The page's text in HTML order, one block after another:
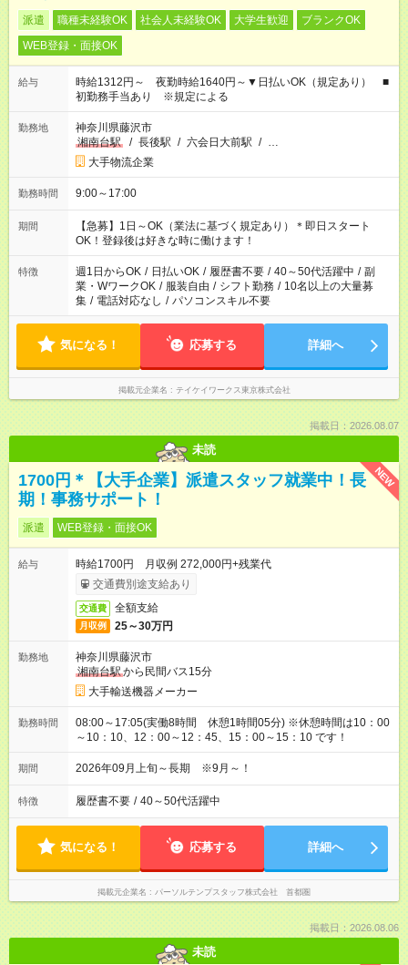
派遣 職種未経験OK 社会人未経験OK 大学生歓迎
ブランクOK
WEB登録・面接OK
給与
時給1312円～ 夜勤時給1640円～▼日払いOK（規定あり） ■
初勤務手当あり ※規定による
勤務地
神奈川県藤沢市
湘南台駅
/ 長後駅 / 六会日大前駅 / …
大手物流企業
勤務時間 9:00～17:00
期間
【急募】1日～OK（業法に基づく規定あり）＊即日スタート
OK！登録後は好きな時に働けます！
特徴 週1日からOK / 日払いOK / 履歴書不要 / 40～50代活躍中 / 副
業・WワークOK / 服装自由 / シフト勤務 / 10名以上の大量募
集 / 電話対応なし / パソコンスキル不要
気になる！ 応募する 詳細へ
掲載元企業名 テイケイワークス東京株式会社
掲載日：2026.08.07
未読
NEW
1700円＊【大手企業】派遣スタッフ就業中！長
期！事務サポート！
派遣 WEB登録・面接OK
給与
時給1700円 月収例 272,000円+残業代
交通費別途支給あり
交通費 全額支給
月収例 25～30万円
勤務地
神奈川県藤沢市
湘南台駅から民間バス15分
大手輸送機器メーカー
勤務時間
08:00～17:05(実働8時間 休憩1時間05分) ※休憩時間は10：00
～10：10、12：00～12：45、15：00～15：10 です！
期間 2026年09月上旬～長期 ※9月～！
特徴 履歴書不要 / 40～50代活躍中
気になる！ 応募する 詳細へ
掲載元企業名 パーソルテンプスタッフ株式会社 首都圏
掲載日：2026.08.06
未読